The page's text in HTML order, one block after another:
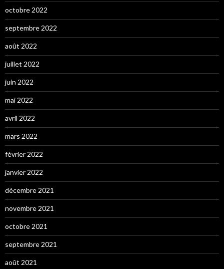
octobre 2022
septembre 2022
août 2022
juillet 2022
juin 2022
mai 2022
avril 2022
mars 2022
février 2022
janvier 2022
décembre 2021
novembre 2021
octobre 2021
septembre 2021
août 2021